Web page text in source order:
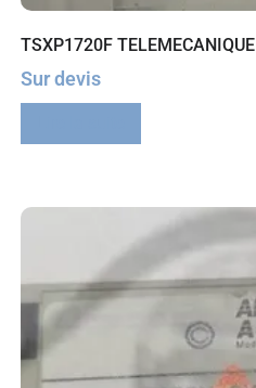
TSXP1720F TELEMECANIQUE
Sur devis